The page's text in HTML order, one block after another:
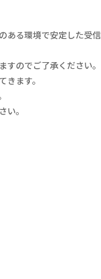
ある環境で安定した受信
のでご了承ください。
ます。
い。